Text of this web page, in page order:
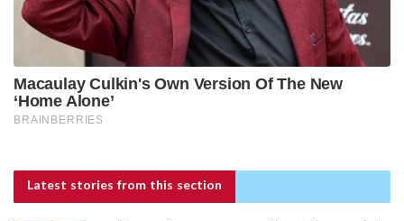
Latest stories from this section